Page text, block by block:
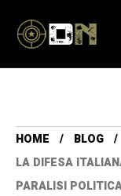
HOME
BLOG
LA DIFESA
PARALISI